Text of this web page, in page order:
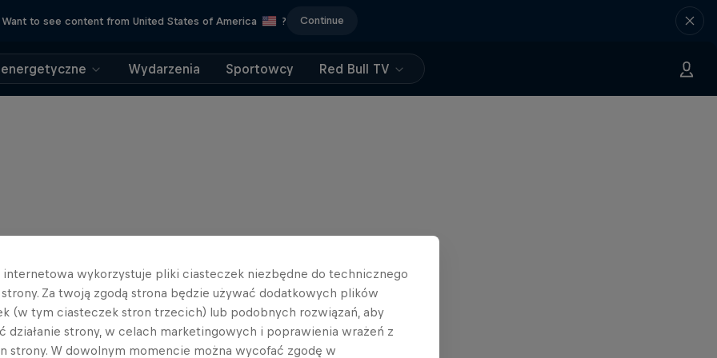
Want to see content from United States of America ? Continue
Wydarzenia Sportowcy Red Bull TV
internetowa wykorzystuje pliki ciasteczek niezbędne do technicznego
strony. Za twoją zgodą strona będzie używać dodatkowych plików
(w tym ciasteczek stron trzecich) lub podobnych rozwiązań, aby
działanie strony, w celach marketingowych i poprawienia wrażeń z
strony. W dowolnym momencie można wycofać zgodę w